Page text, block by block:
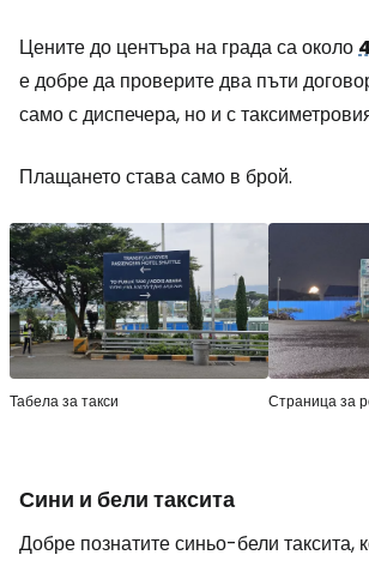
Цените до центъра на града са около
е добре да проверите два пъти
само с диспечера, но и с
Плащането става само в брой.
Табела за такси Страница за
Сини и бели таксита
Добре познатите синьо-бели таксита,